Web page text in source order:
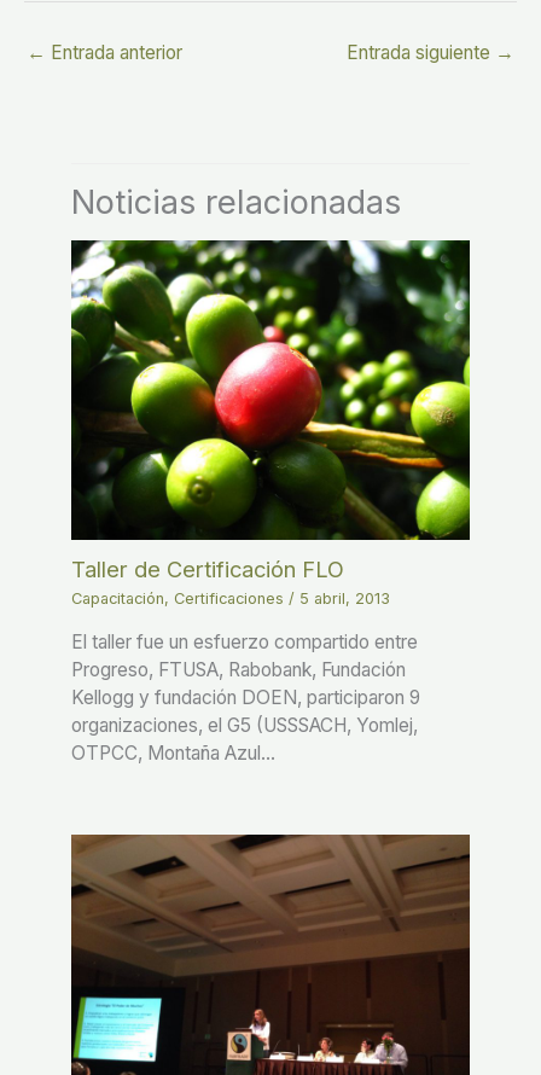
← Entrada anterior Entrada siguiente →
Noticias relacionadas
Taller de Certificación FLO
Capacitación, Certificaciones / 5 abril, 2013
El taller fue un esfuerzo compartido entre
Progreso, FTUSA, Rabobank, Fundación
Kellogg y fundación DOEN, participaron 9
organizaciones, el G5 (USSSACH, Yomlej,
OTPCC, Montaña Azul…